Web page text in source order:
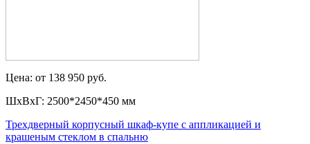
Цена: от 138 950 руб.
ШxВxГ: 2500*2450*450 мм
Трехдверный корпусный шкаф-купе с аппликацией и
крашеным стеклом в спальню